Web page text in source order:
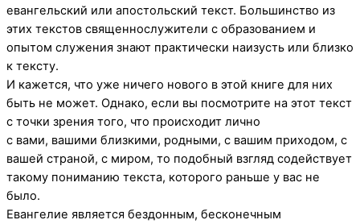
евангельский или апостольский текст. Большинство из
этих текстов священнослужители с образованием и
опытом служения знают практически наизусть или близко
к тексту.
И кажется, что уже ничего нового в этой книге для них
быть не может. Однако, если вы посмотрите на этот текст
с точки зрения того, что происходит лично
с вами, вашими близкими, родными, с вашим приходом, с
вашей страной, с миром, то подобный взгляд содействует
такому пониманию текста, которого раньше у вас не
было.
Евангелие является бездонным, бесконечным